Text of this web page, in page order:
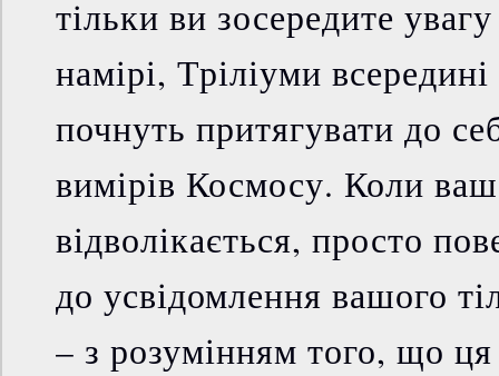
тільки ви зосередите
намірі, Тріліуми
почнуть притягувати до
вимірів Космосу. Коли
відволікається, просто
до усвідомлення вашого
– з розумінням того, що ця